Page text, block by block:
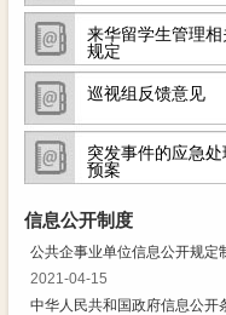
来华留学生管理相
规定
巡视组反馈意见
突发事件的应急处
预案
信息公开制度
公共企事业单位信息公开规定
2021-04-15
中华人民共和国政府信息公开